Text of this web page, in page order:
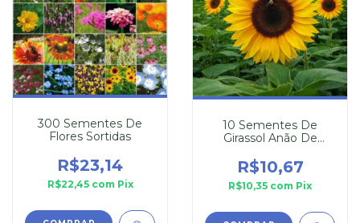
300 Sementes De
Flores Sortidas
R$23,14
R$22,45 com Pix
10 Sementes De
Girassol Anão De
R$10,67
R$10,35 com Pix